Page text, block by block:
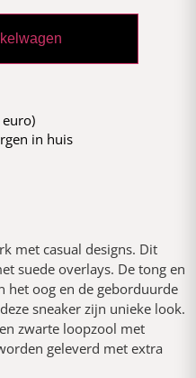
in huis
met casual designs. Dit
suede overlays. De tong en
het oog en de geborduurde
sneaker zijn unieke look.
zwarte loopzool met
geleverd met extra